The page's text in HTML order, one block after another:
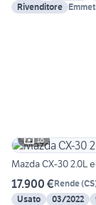
Rivenditore
18
Mazda CX-30 2.0L
17.900 €Rende(CS
Usato
03/2022